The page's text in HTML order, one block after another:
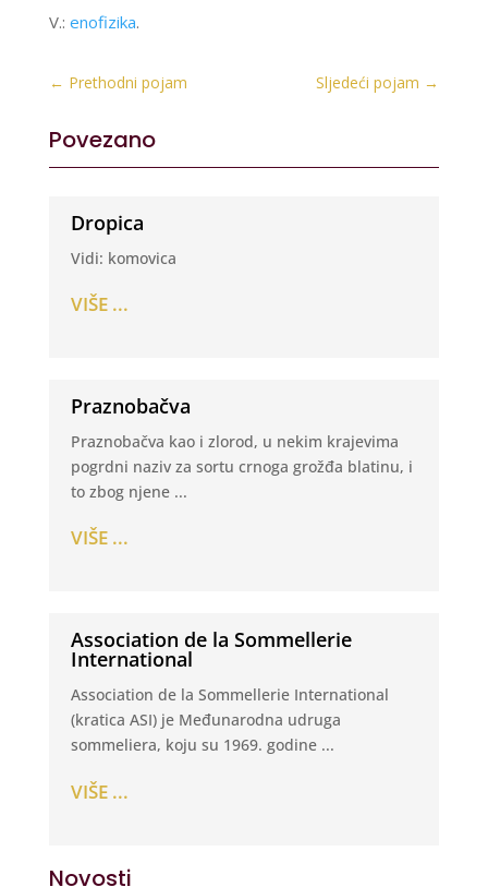
V.: enofizika.
← Prethodni pojam Sljedeći pojam →
Povezano
Dropica
Vidi: komovica
VIŠE ...
Praznobačva
Praznobačva kao i zlorod, u nekim krajevima
pogrdni naziv za sortu crnoga grožđa blatinu, i
to zbog njene ...
VIŠE ...
Association de la Sommellerie
International
Association de la Sommellerie International
(kratica ASI) je Međunarodna udruga
sommeliera, koju su 1969. godine ...
VIŠE ...
Novosti